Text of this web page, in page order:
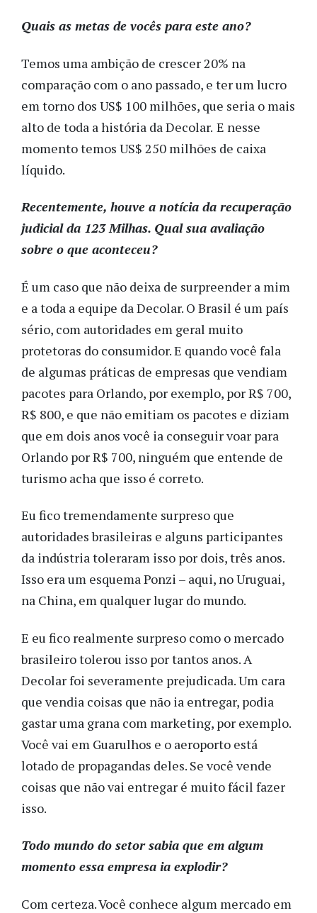
Quais as metas de vocês para este ano?
Temos uma ambição de crescer 20% na
comparação com o ano passado, e ter um lucro
em torno dos US$ 100 milhões, que seria o mais
alto de toda a história da Decolar. E nesse
momento temos US$ 250 milhões de caixa
líquido.
Recentemente, houve a notícia da recuperação
judicial da 123 Milhas. Qual sua avaliação
sobre o que aconteceu?
É um caso que não deixa de surpreender a mim
e a toda a equipe da Decolar. O Brasil é um país
sério, com autoridades em geral muito
protetoras do consumidor. E quando você fala
de algumas práticas de empresas que vendiam
pacotes para Orlando, por exemplo, por R$ 700,
R$ 800, e que não emitiam os pacotes e diziam
que em dois anos você ia conseguir voar para
Orlando por R$ 700, ninguém que entende de
turismo acha que isso é correto.
Eu fico tremendamente surpreso que
autoridades brasileiras e alguns participantes
da indústria toleraram isso por dois, três anos.
Isso era um esquema Ponzi – aqui, no Uruguai,
na China, em qualquer lugar do mundo.
E eu fico realmente surpreso como o mercado
brasileiro tolerou isso por tantos anos. A
Decolar foi severamente prejudicada. Um cara
que vendia coisas que não ia entregar, podia
gastar uma grana com marketing, por exemplo.
Você vai em Guarulhos e o aeroporto está
lotado de propagandas deles. Se você vende
coisas que não vai entregar é muito fácil fazer
isso.
Todo mundo do setor sabia que em algum
momento essa empresa ia explodir?
Com certeza. Você conhece algum mercado em